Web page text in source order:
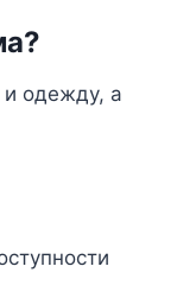
и одежду, а